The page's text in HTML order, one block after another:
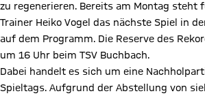
zu regenerieren. Bereits am Montag steht
Trainer Heiko Vogel das nächste Spiel in
auf dem Programm. Die Reserve des
um 16 Uhr beim TSV Buchbach.
Dabei handelt es sich um eine
Spieltags. Aufgrund der Abstellung von